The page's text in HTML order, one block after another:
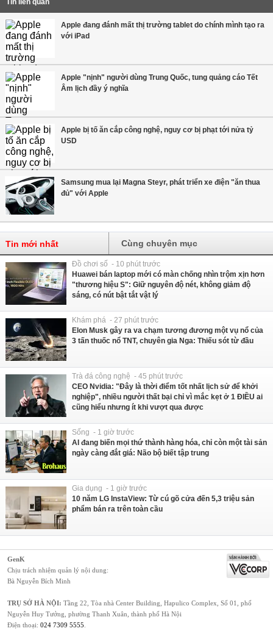
Tin liên quan
Apple đang đánh mất thị trường tablet do chính mình tạo ra
với iPad
Apple "nịnh" người dùng Trung Quốc, tung quảng cáo Tết
Âm lịch đầy ý nghĩa
Apple bị tố ăn cắp công nghệ, nguy cơ bị phạt tới nửa tỷ
USD
Samsung mua lại Magna Steyr, phát triển xe điện "ăn thua
đủ" với Apple
Tin mới nhất Cùng chuyên mục
Đồ chơi số - 10 phút trước
Huawei bán laptop mới có màn chống nhìn trộm xịn hơn
"thương hiệu S": Giữ nguyên độ nét, không giảm độ
sáng, có nút bật tắt vật lý
Khám phá - 27 phút trước
Elon Musk gây ra va chạm tương đương một vụ nổ của
3 tấn thuốc nổ TNT, chuyên gia Nga: Thiếu sót từ đầu
Trà đá công nghệ - 45 phút trước
CEO Nvidia: "Đây là thời điểm tốt nhất lịch sử để khởi
nghiệp", nhiều người thất bại chỉ vì mắc kẹt ở 1 ĐIỀU ai
cũng hiểu nhưng ít khi vượt qua được
Sống - 1 giờ trước
AI đang biến mọi thứ thành hàng hóa, chỉ còn một tài sản
ngày càng đắt giá: Não bộ biết tập trung
Gia dụng - 1 giờ trước
10 năm LG InstaView: Từ cú gõ cửa đến 5,3 triệu sản
phẩm bán ra trên toàn cầu
GenK
Chịu trách nhiệm quản lý nội dung:
Bà Nguyễn Bích Minh
TRỤ SỞ HÀ NỘI: Tầng 22, Tòa nhà Center Building, Hapulico Complex, Số 01, phố
Nguyễn Huy Tưởng, phường Thanh Xuân, thành phố Hà Nội
Điện thoại: 024 7309 5555